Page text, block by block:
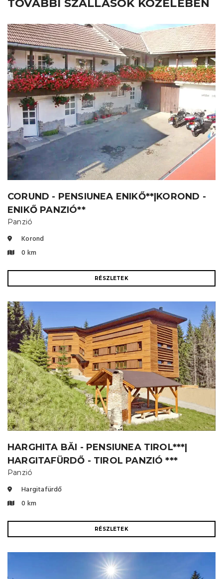
TOVÁBBI SZÁLLÁSOK KÖZELÉBEN
CORUND - PENSIUNEA ENIKŐ**|KOROND -
ENIKŐ PANZIÓ**
Panzió
Korond
0 km
RÉSZLETEK
HARGHITA BĂI - PENSIUNEA TIROL***|
HARGITAFÜRDŐ - TIROL PANZIÓ ***
Panzió
Hargitafürdő
0 km
RÉSZLETEK